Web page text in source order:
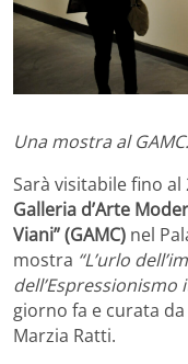
Una mostra al GAMC.
Sarà visitabile fino
Galleria d’Arte
Viani” (GAMC) nel
mostra “L’urlo
dell’Espressionismo
giorno fa e curata
Marzia Ratti.